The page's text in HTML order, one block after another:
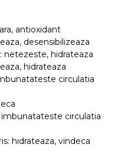
antioxidant
desensibilizeaza
netezeste, hidrateaza
hidrateaza
circulatia
imbunatateste circulatia
hidrateaza, vindeca